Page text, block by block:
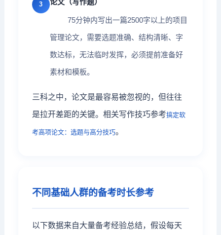
3 论文（写作题）
75分钟内写出一篇2500字以上的项目
管理论文，需要选题准确、结构清晰、字
数达标，无法临时发挥，必须提前准备好
素材和模板。
三科之中，论文是最容易被忽视的，但往往
是拉开差距的关键。相关写作技巧参考搞定软
考高项论文：选题与高分技巧。
不同基础人群的备考时长参考
以下数据来自大量备考经验总结，假设每天